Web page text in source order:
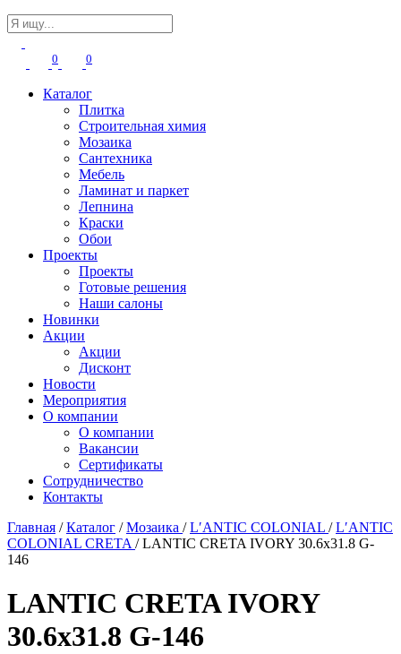
0 0
Каталог
Плитка
Строительная химия
Мозаика
Сантехника
Мебель
Ламинат и паркет
Лепнина
Краски
Обои
Проекты
Проекты
Готовые решения
Наши салоны
Новинки
Акции
Акции
Дисконт
Новости
Мероприятия
О компании
О компании
Вакансии
Сертификаты
Сотрудничество
Контакты
Главная /Каталог /Мозаика /L′ANTIC COLONIAL /L′ANTIC
COLONIAL CRETA /LANTIC CRETA IVORY 30.6х31.8 G-
146
LANTIC CRETA IVORY
30.6х31.8 G-146